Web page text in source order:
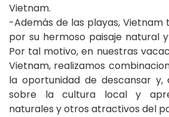
Vietnam.
-Además de las playas, Vietnam
por su hermoso paisaje natural
Por tal motivo, en nuestras
Vietnam, realizamos
la oportunidad de descansar
sobre la cultura local y
naturales y otros atractivos del